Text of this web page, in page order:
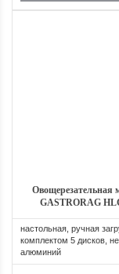
Овощерезательная
GASTRORAG
настольная, ручная
комплектом 5 дисков,
алюминий